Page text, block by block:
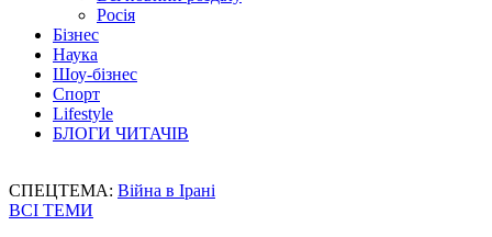
Росія
Бізнес
Наука
Шоу-бізнес
Спорт
Lifestyle
БЛОГИ ЧИТАЧІВ
СПЕЦТЕМА: Війна в Ірані
ВСІ ТЕМИ